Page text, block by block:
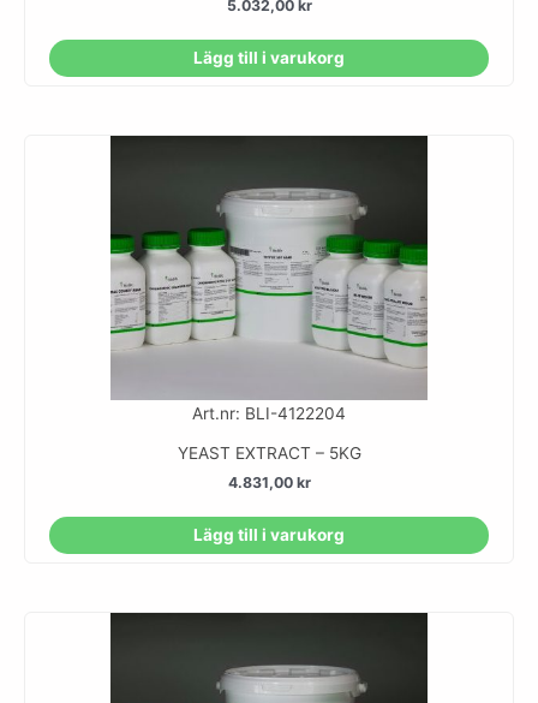
5.032,00 kr
Lägg till i varukorg
Art.nr: BLI-4122204
YEAST EXTRACT – 5KG
4.831,00 kr
Lägg till i varukorg